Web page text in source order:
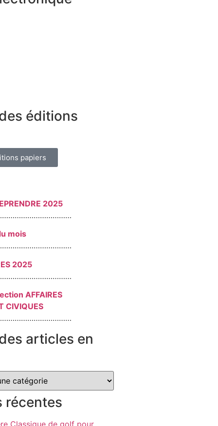
éditions
papiers
2025
mois
2025
AFFAIRES
CIVIQUES
articles en
récentes
Classique de golf pour